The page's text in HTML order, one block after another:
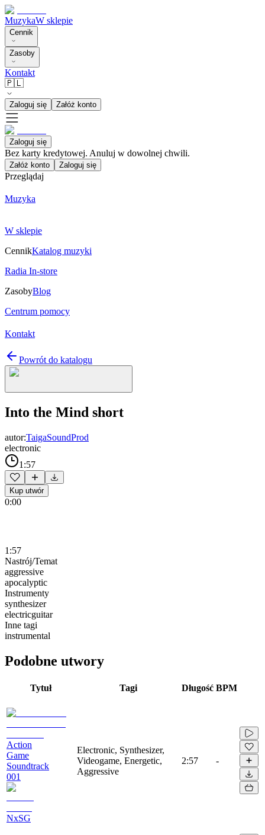
MuzykaW sklepie
Cennik
Zasoby
Kontakt
🇵🇱
Zaloguj się Załóż konto
Zaloguj się
Bez karty kredytowej. Anuluj w dowolnej chwili.
Załóż konto Zaloguj się
Przeglądaj
Muzyka
W sklepie
CennikKatalog muzyki
Radia In-store
ZasobyBlog
Centrum pomocy
Kontakt
Powrót do katalogu
Into the Mind short
autor:TaigaSoundProd
electronic
1:57
Kup utwór
0:00
1:57
Nastrój/Temat
aggressive
apocalyptic
Instrumenty
synthesizer
electricguitar
Inne tagi
instrumental
Podobne utwory
Tytuł Tagi Długość BPM
Action
Game
Soundtrack
001
NxSG
Electronic, Synthesizer,
Videogame, Energetic,
Aggressive
2:57 -